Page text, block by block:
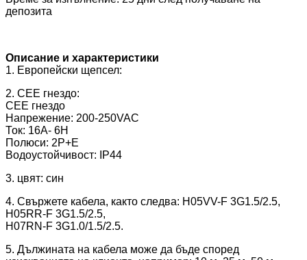
депозита
Описание и характеристики
1. Европейски щепсел:
2. CEE гнездо:
CEE гнездо
Напрежение: 200-250VAC
Ток: 16A- 6H
Полюси: 2P+E
Водоустойчивост: IP44
3. цвят: син
4. Свържете кабела, както следва: H05VV-F 3G1.5/2.5,
H05RR-F 3G1.5/2.5,
H07RN-F 3G1.0/1.5/2.5.
5. Дължината на кабела може да бъде според